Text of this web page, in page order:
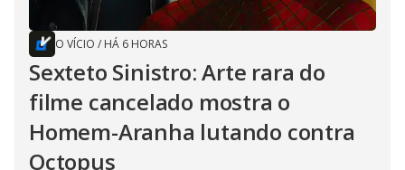
O VÍCIO / HÁ 6 HORAS
Sexteto Sinistro: Arte rara do
filme cancelado mostra o
Homem-Aranha lutando contra
Octopus